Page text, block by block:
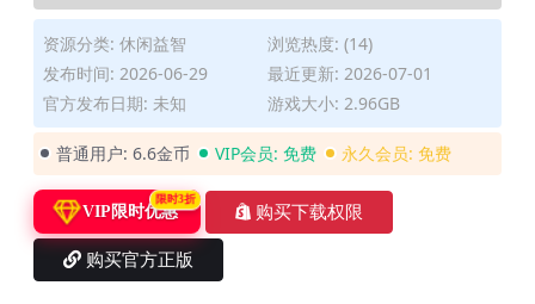
资源分类: 休闲益智
浏览热度: (14)
发布时间: 2026-06-29
最近更新: 2026-07-01
官方发布日期: 未知
游戏大小: 2.96GB
普通用户: 6.6金币 VIP会员: 免费 永久会员: 免费
VIP限时优惠
限时3折
购买下载权限
购买官方正版